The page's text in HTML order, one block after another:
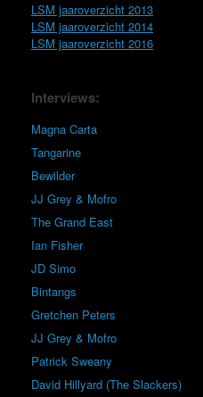
LSM jaaroverzicht 2013
LSM jaaroverzicht 2014
LSM jaaroverzicht 2016
Interviews:
Magna Carta
Tangarine
Bewilder
JJ Grey & Mofro
The Grand East
Ian Fisher
JD Simo
Bintangs
Gretchen Peters
JJ Grey & Mofro
Patrick Sweany
David Hillyard (The Slackers)